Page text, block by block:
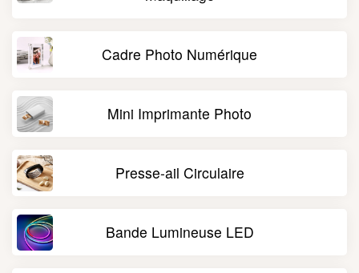
Cadre Photo Numérique
Mini Imprimante Photo
Presse-ail Circulaire
Bande Lumineuse LED